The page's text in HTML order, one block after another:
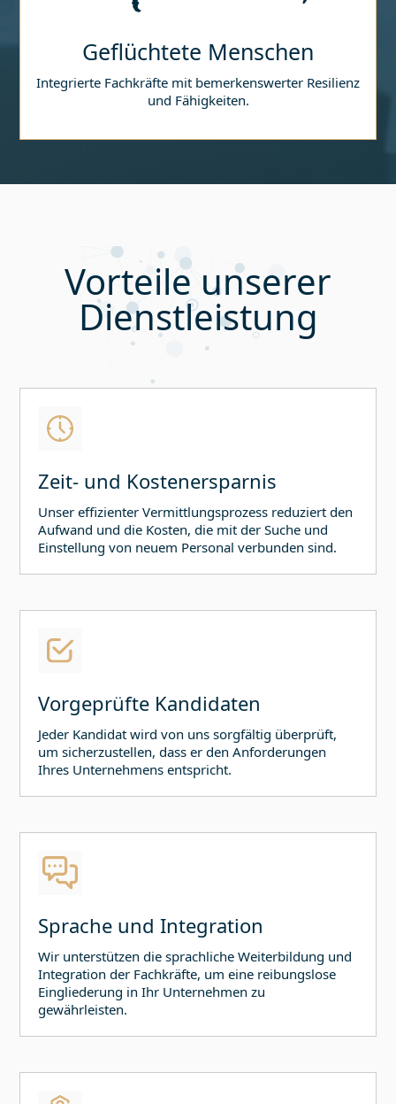
Geflüchtete Menschen
Integrierte Fachkräfte mit bemerkenswerter Resilienz
und Fähigkeiten.
Vorteile unserer
Dienstleistung
Zeit- und Kostenersparnis
Unser effizienter Vermittlungsprozess reduziert den
Aufwand und die Kosten, die mit der Suche und
Einstellung von neuem Personal verbunden sind.
Vorgeprüfte Kandidaten
Jeder Kandidat wird von uns sorgfältig überprüft,
um sicherzustellen, dass er den Anforderungen
Ihres Unternehmens entspricht.
Sprache und Integration
Wir unterstützen die sprachliche Weiterbildung und
Integration der Fachkräfte, um eine reibungslose
Eingliederung in Ihr Unternehmen zu
gewährleisten.